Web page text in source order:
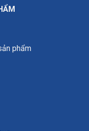
phẩm